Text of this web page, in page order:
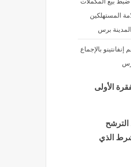
المستهلكين
برس
بالإجماع
الأولى
131 الخاصة بشروط الترشح
الذي